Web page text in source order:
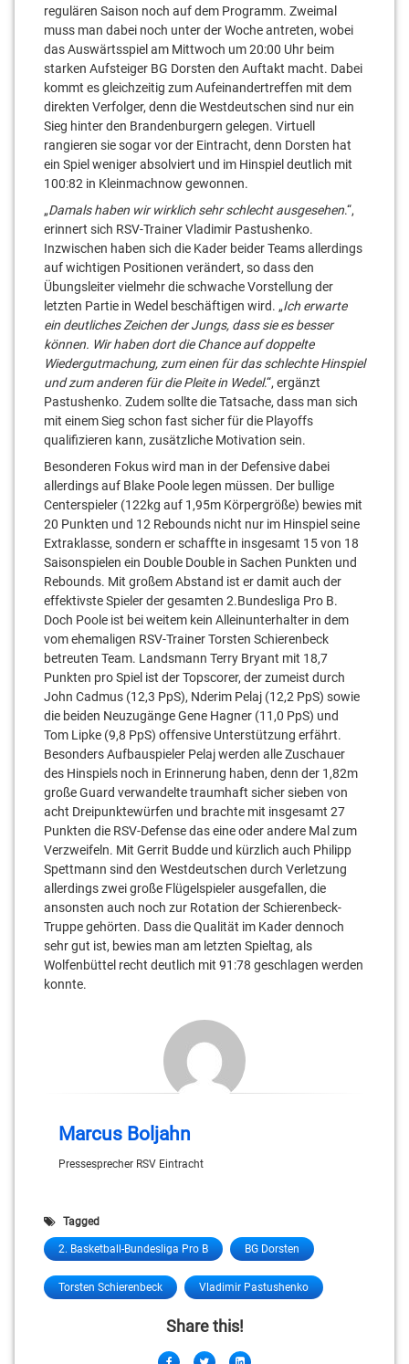
regulären Saison noch auf dem Programm. Zweimal
muss man dabei noch unter der Woche antreten, wobei
das Auswärtsspiel am Mittwoch um 20:00 Uhr beim
starken Aufsteiger BG Dorsten den Auftakt macht. Dabei
kommt es gleichzeitig zum Aufeinandertreffen mit dem
direkten Verfolger, denn die Westdeutschen sind nur ein
Sieg hinter den Brandenburgern gelegen. Virtuell
rangieren sie sogar vor der Eintracht, denn Dorsten hat
ein Spiel weniger absolviert und im Hinspiel deutlich mit
100:82 in Kleinmachnow gewonnen.
„Damals haben wir wirklich sehr schlecht ausgesehen.“,
erinnert sich RSV-Trainer Vladimir Pastushenko.
Inzwischen haben sich die Kader beider Teams allerdings
auf wichtigen Positionen verändert, so dass den
Übungsleiter vielmehr die schwache Vorstellung der
letzten Partie in Wedel beschäftigen wird. „Ich erwarte
ein deutliches Zeichen der Jungs, dass sie es besser
können. Wir haben dort die Chance auf doppelte
Wiedergutmachung, zum einen für das schlechte Hinspiel
und zum anderen für die Pleite in Wedel.“, ergänzt
Pastushenko. Zudem sollte die Tatsache, dass man sich
mit einem Sieg schon fast sicher für die Playoffs
qualifizieren kann, zusätzliche Motivation sein.
Besonderen Fokus wird man in der Defensive dabei
allerdings auf Blake Poole legen müssen. Der bullige
Centerspieler (122kg auf 1,95m Körpergröße) bewies mit
20 Punkten und 12 Rebounds nicht nur im Hinspiel seine
Extraklasse, sondern er schaffte in insgesamt 15 von 18
Saisonspielen ein Double Double in Sachen Punkten und
Rebounds. Mit großem Abstand ist er damit auch der
effektivste Spieler der gesamten 2.Bundesliga Pro B.
Doch Poole ist bei weitem kein Alleinunterhalter in dem
vom ehemaligen RSV-Trainer Torsten Schierenbeck
betreuten Team. Landsmann Terry Bryant mit 18,7
Punkten pro Spiel ist der Topscorer, der zumeist durch
John Cadmus (12,3 PpS), Nderim Pelaj (12,2 PpS) sowie
die beiden Neuzugänge Gene Hagner (11,0 PpS) und
Tom Lipke (9,8 PpS) offensive Unterstützung erfährt.
Besonders Aufbauspieler Pelaj werden alle Zuschauer
des Hinspiels noch in Erinnerung haben, denn der 1,82m
große Guard verwandelte traumhaft sicher sieben von
acht Dreipunktewürfen und brachte mit insgesamt 27
Punkten die RSV-Defense das eine oder andere Mal zum
Verzweifeln. Mit Gerrit Budde und kürzlich auch Philipp
Spettmann sind den Westdeutschen durch Verletzung
allerdings zwei große Flügelspieler ausgefallen, die
ansonsten auch noch zur Rotation der Schierenbeck-
Truppe gehörten. Dass die Qualität im Kader dennoch
sehr gut ist, bewies man am letzten Spieltag, als
Wolfenbüttel recht deutlich mit 91:78 geschlagen werden
konnte.
Marcus Boljahn
Pressesprecher RSV Eintracht
Tagged
2. Basketball-Bundesliga Pro B BG Dorsten
Torsten Schierenbeck Vladimir Pastushenko
Share this!